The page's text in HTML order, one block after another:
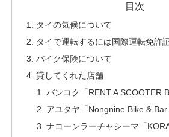
目次
タイの気候について
タイで運転するには国際運転免許
バイク保険について
貸してくれた店舗
バンコク「RENT A SCOOTER
アユタヤ「Nongnine Bike & Bar
ナコーンラーチャシーマ「